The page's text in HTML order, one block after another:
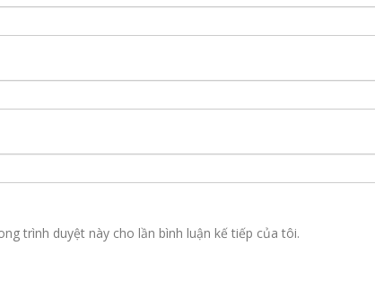
trình duyệt này cho lần bình luận kế tiếp của tôi.